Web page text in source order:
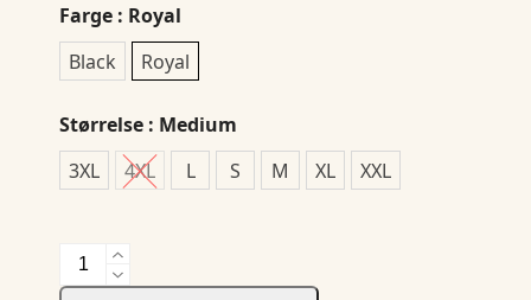
Farge : Royal
Black
Royal
Størrelse : Medium
3XL
4XL L S M XL XXL
Kamloops
Jacket